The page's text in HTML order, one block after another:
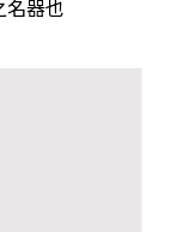
名器也